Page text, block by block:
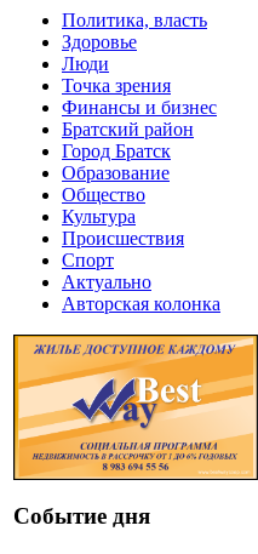
Политика, власть
Здоровье
Люди
Точка зрения
Финансы и бизнес
Братский район
Город Братск
Образование
Общество
Культура
Происшествия
Спорт
Актуально
Авторская колонка
Событие дня